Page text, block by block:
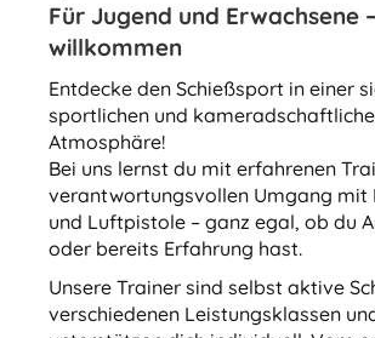
Für Jugend und Erwachsene
willkommen
Entdecke den Schießsport in einer
sportlichen und
Atmosphäre!
Bei uns lernst du mit erfahrenen
verantwortungsvollen Umgang mit
und Luftpistole – ganz egal, ob du
oder bereits Erfahrung hast.
Unsere Trainer sind selbst aktive
verschiedenen Leistungsklassen